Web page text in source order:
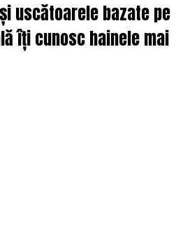
uscătoarele bazate pe
îți cunosc hainele mai